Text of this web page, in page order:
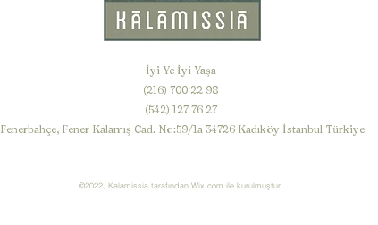
info@kalamissia.com
İyi Ye İyi Yaşa
(216) 700 22 98
(542) 127 76 27
Fenerbahçe, Fener Kalamış Cad. No:59/1a 34726 Kadıköy İstanbul Türkiye
©2022, Kalamissia tarafından Wix.com ile kurulmuştur.